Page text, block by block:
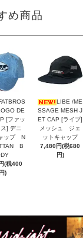
め商品
DE
[ファッ
ス] デニ
ップ N
B
(税400
円)
LIBE /ME
SSAGE MESH J
ET CAP [ライブ]
メッシュ ジェ
ットキャップ
7,480円(税680
円)